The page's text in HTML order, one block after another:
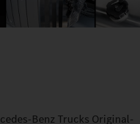
Benz Trucks Original-